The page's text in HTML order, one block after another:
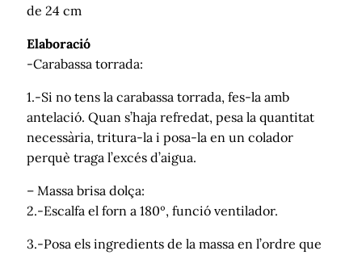
de 24 cm
Elaboració
-Carabassa torrada:
1.-Si no tens la carabassa torrada, fes-la amb
antelació. Quan s’haja refredat, pesa la quantitat
necessària, tritura-la i posa-la en un colador
perquè traga l’excés d’aigua.
– Massa brisa dolça:
2.-Escalfa el forn a 180º, funció ventilador.
3.-Posa els ingredients de la massa en l’ordre que